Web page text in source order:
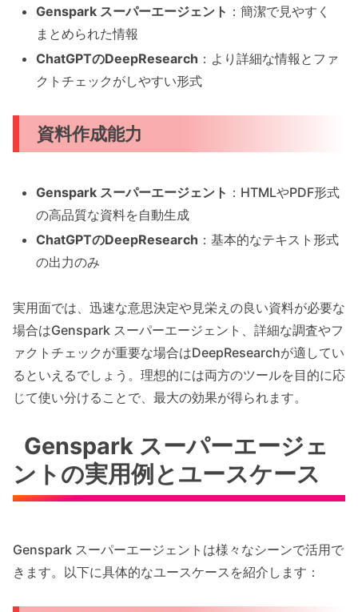
Genspark スーパーエージェント ：簡潔で見やすく
まとめられた情報
ChatGPTのDeepResearch ：より詳細な情報とファ
クトチェックがしやすい形式
資料作成能力
Genspark スーパーエージェント ：HTMLやPDF形式
の高品質な資料を自動生成
ChatGPTのDeepResearch ：基本的なテキスト形式
の出力のみ
実用面では、迅速な意思決定や見栄えの良い資料が必要な
場合はGenspark スーパーエージェント、詳細な調査やフ
ァクトチェックが重要な場合はDeepResearchが適してい
るといえるでしょう。理想的には両方のツールを目的に応
じて使い分けることで、最大の効果が得られます。
Genspark スーパーエージェ
ントの実用例とユースケース
Genspark スーパーエージェントは様々なシーンで活用で
きます。以下に具体的なユースケースを紹介します：